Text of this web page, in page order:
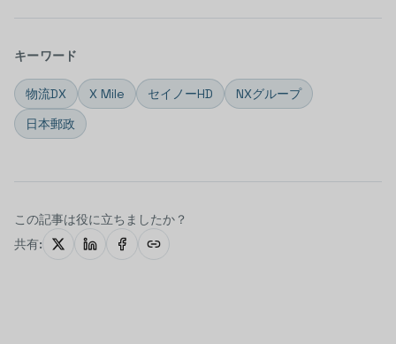
キーワード
物流DX X Mile セイノーHD
NXグループ
日本郵政
この記事は役に立ちましたか？
共有: